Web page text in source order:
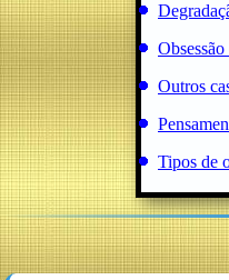
Outros
Tipos de